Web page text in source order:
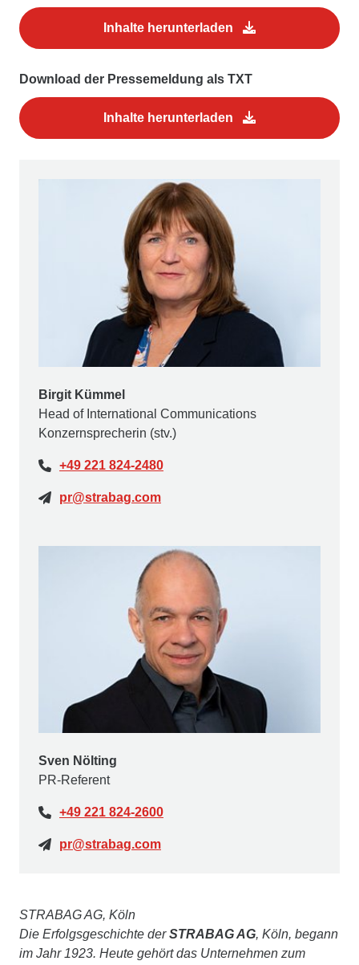
Inhalte herunterladen
Download der Pressemeldung als TXT
Inhalte herunterladen
Birgit Kümmel
Head of International Communications
Konzernsprecherin (stv.)
+49 221 824-2480
pr@strabag.com
Sven Nölting
PR-Referent
+49 221 824-2600
pr@strabag.com
STRABAG AG, Köln
Die Erfolgsgeschichte derSTRABAG AG, Köln, begann
im Jahr 1923. Heute gehört das Unternehmen zum